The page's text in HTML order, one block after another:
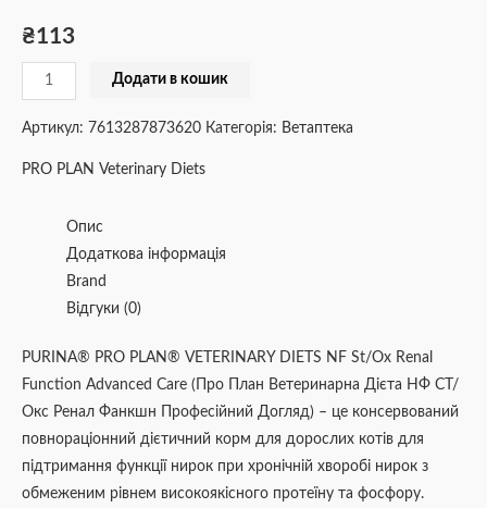
₴113
Додати в кошик
Артикул: 7613287873620 Категорія: Ветаптека
PRO PLAN Veterinary Diets
Опис
Додаткова інформація
Brand
Відгуки (0)
PURINA® PRO PLAN® VETERINARY DIETS NF St/Ox Renal
Function Advanced Care (Про План Ветеринарна Дієта НФ СТ/
Окс Ренал Фанкшн Професійний Догляд) – це консервований
повнораціонний дієтичний корм для дорослих котів для
підтримання функції нирок при хронічній хворобі нирок з
обмеженим рівнем високоякісного протеїну та фосфору.